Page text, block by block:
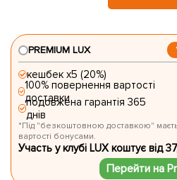
PREMIUM LUX
кешбек х5 (20%)
100% повернення вартості
доставки
подовжена гарантія 365
днів
*Під "безкоштовною доставкою"
вартості бонусами.
Участь у клубі LUX коштує від
Перейти на